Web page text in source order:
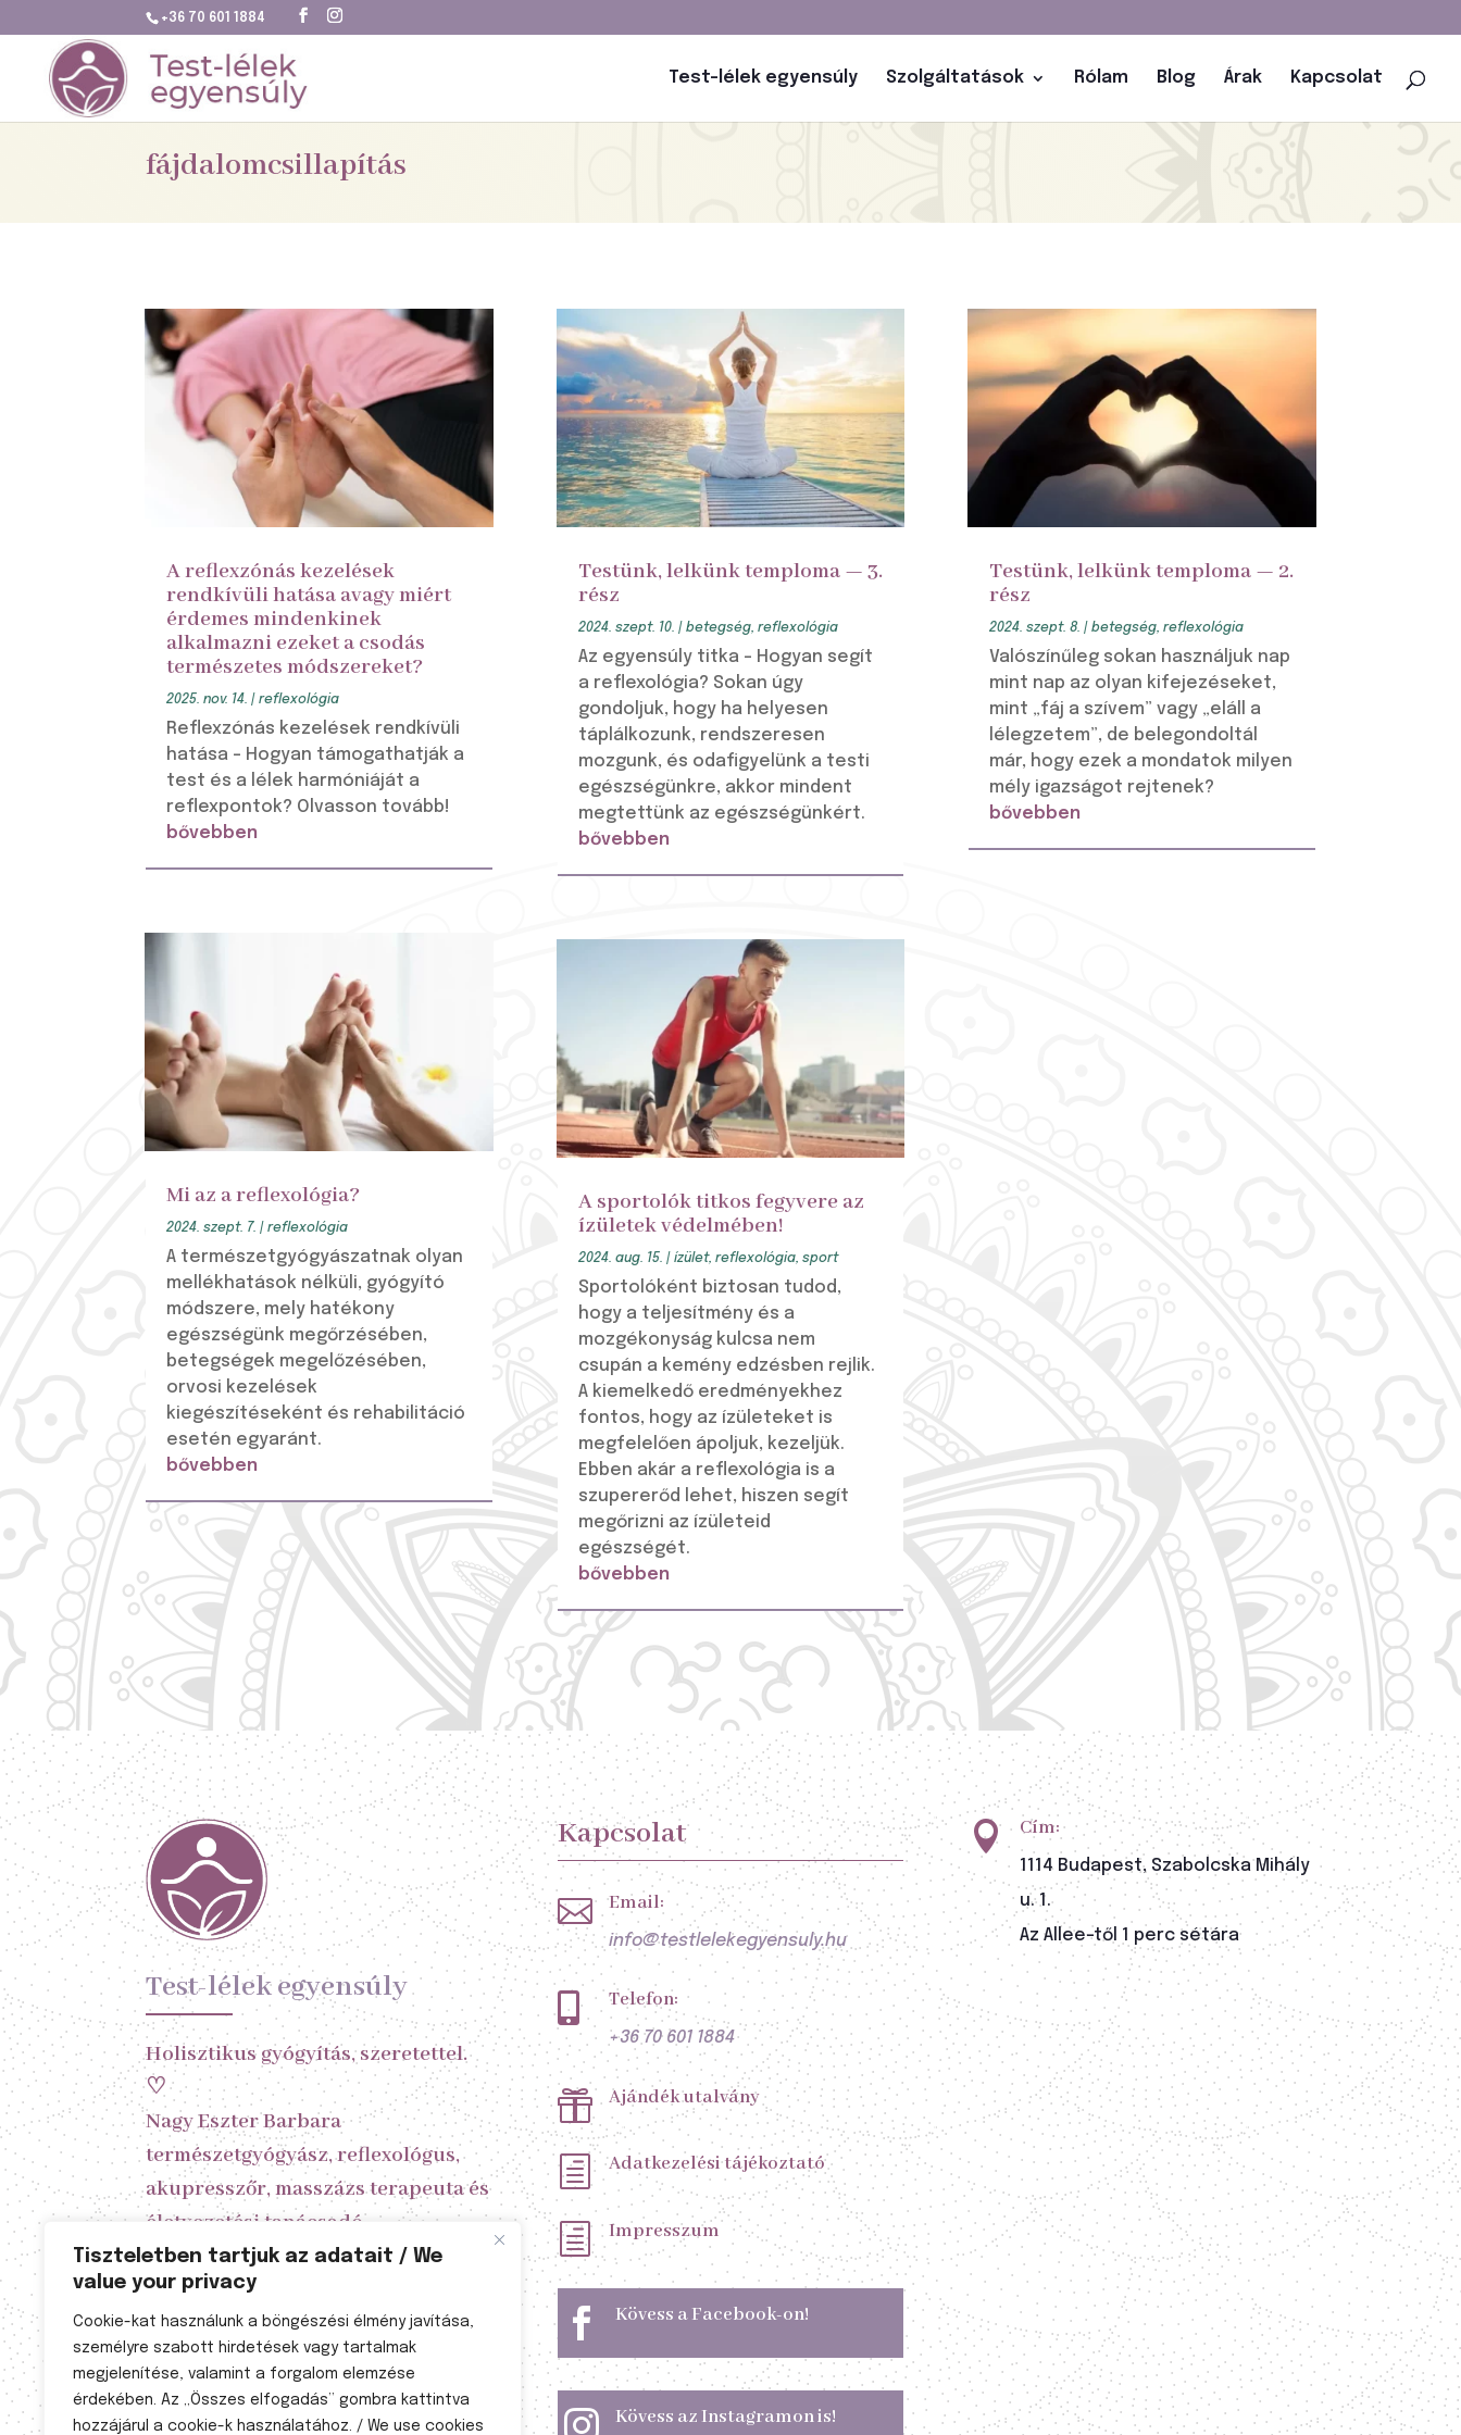
Tiszteletben tartjuk az adatait / We
value your privacy
Cookie-kat használunk a böngészési élmény javítása,
személyre szabott hirdetések vagy tartalmak
megjelenítése, valamint a forgalom elemzése
érdekében. Az „Összes elfogadás” gombra kattintva
hozzájárul a cookie-k használatához. / We use cookies
+36 70 601 1884
Test-lélek egyensúly Szolgáltatások Rólam Blog Árak Kapcsolat
fájdalomcsillapítás
A reflexzónás kezelések
rendkívüli hatása avagy miért
érdemes mindenkinek
alkalmazni ezeket a csodás
természetes módszereket?
2025. nov. 14. |reflexológia
Reflexzónás kezelések rendkívüli
hatása – Hogyan támogathatják a
test és a lélek harmóniáját a
reflexpontok? Olvasson tovább!
bővebben
Mi az a reflexológia?
2024. szept. 7. |reflexológia
A természetgyógyászatnak olyan
mellékhatások nélküli, gyógyító
módszere, mely hatékony
egészségünk megőrzésében,
betegségek megelőzésében,
orvosi kezelések
kiegészítéseként és rehabilitáció
esetén egyaránt.
bővebben
Testünk, lelkünk temploma — 3.
rész
2024. szept. 10. | betegség, reflexológia
Az egyensúly titka – Hogyan segít
a reflexológia? Sokan úgy
gondoljuk, hogy ha helyesen
táplálkozunk, rendszeresen
mozgunk, és odafigyelünk a testi
egészségünkre, akkor mindent
megtettünk az egészségünkért.
bővebben
A sportolók titkos fegyvere az
ízületek védelmében!
2024. aug. 15. | ízület, reflexológia, sport
Sportolóként biztosan tudod,
hogy a teljesítmény és a
mozgékonyság kulcsa nem
csupán a kemény edzésben rejlik.
A kiemelkedő eredményekhez
fontos, hogy az ízületeket is
megfelelően ápoljuk, kezeljük.
Ebben akár a reflexológia is a
szupererőd lehet, hiszen segít
megőrizni az ízületeid
egészségét.
bővebben
Testünk, lelkünk temploma — 2.
rész
2024. szept. 8. | betegség, reflexológia
Valószínűleg sokan használjuk nap
mint nap az olyan kifejezéseket,
mint „fáj a szívem” vagy „eláll a
lélegzetem”, de belegondoltál
már, hogy ezek a mondatok milyen
mély igazságot rejtenek?
bővebben
Test-lélek egyensúly
Holisztikus gyógyítás, szeretettel.
♡
Nagy Eszter Barbara
természetgyógyász, reflexológus,
akupresszőr, masszázs terapeuta és
életvezetési tanácsadó
A kezelésekhez előzetes időpont
egyeztetés szükséges!
 Nyitvatartás
Hétfő 8-20
Kapcsolat
 Email:
info@testlelekegyensuly.hu
 Telefon:
+36 70 601 1884
 Ajándék utalvány
h Adatkezelési tájékoztató
h Impresszum
 Kövess a Facebook-on!
 Kövess az Instagramon is!
 Cím:
1114 Budapest, Szabolcska Mihály
u. 1.
Az Allee-től 1 perc sétára